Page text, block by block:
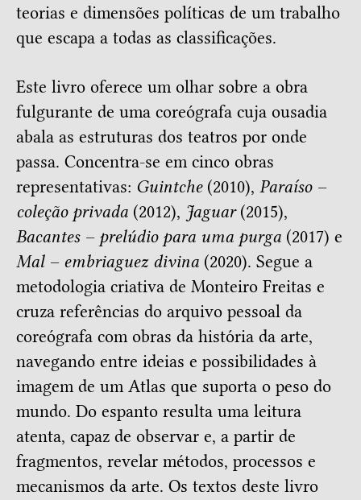
teorias e dimensões políticas de um trabalho
que escapa a todas as classificações.
Este livro oferece um olhar sobre a obra
fulgurante de uma coreógrafa cuja ousadia
abala as estruturas dos teatros por onde
passa. Concentra-se em cinco obras
representativas: Guintche (2010), Paraíso –
coleção privada (2012), Jaguar(2015),
Bacantes – prelúdio para uma purga (2017) e
Mal – embriaguez divina (2020). Segue a
metodologia criativa de Monteiro Freitas e
cruza referências do arquivo pessoal da
coreógrafa com obras da história da arte,
navegando entre ideias e possibilidades à
imagem de um Atlas que suporta o peso do
mundo. Do espanto resulta uma leitura
atenta, capaz de observar e, a partir de
fragmentos, revelar métodos, processos e
mecanismos da arte. Os textos deste livro